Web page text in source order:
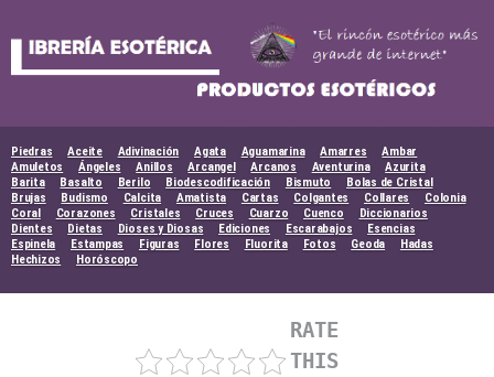
Piedras Aceite Adivinación Agata Aguamarina Amarres
Ambar
Amuletos
Ángeles Anillos Arcangel Arcanos Aventurina
Azurita
Barita
Basalto Berilo Biodescodificación Bismuto
Bolas de Cristal
Brujas
Budismo Calcita Amatista Cartas Colgantes Collares
Colonia
Coral
Corazones Cristales Cruces Cuarzo Cuenco
Diccionarios
Dientes
Dietas Dioses y Diosas Ediciones Escarabajos
Esencias
Espinela
Estampas Figuras Flores Fluorita Fotos Geoda
Hadas
Hechizos
Horóscopo
RATE
THIS